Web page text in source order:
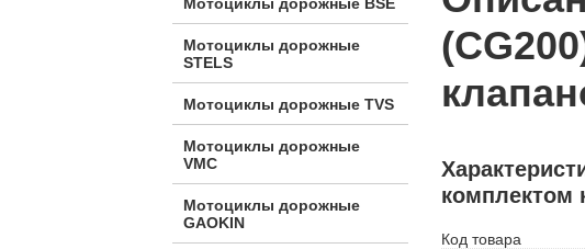
Мотоциклы дорожные
STELS
Мотоциклы дорожные TVS
Мотоциклы дорожные
VMC
Мотоциклы дорожные
GAOKIN
комплектом
Код товара